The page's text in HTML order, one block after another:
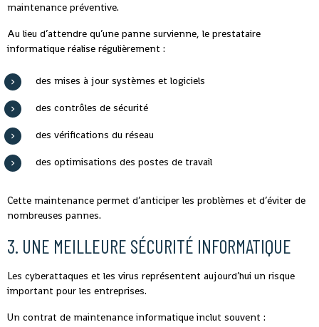
maintenance préventive.
Au lieu d’attendre qu’une panne survienne, le prestataire
informatique réalise régulièrement :
des mises à jour systèmes et logiciels
des contrôles de sécurité
des vérifications du réseau
des optimisations des postes de travail
Cette maintenance permet d’anticiper les problèmes et d’éviter de
nombreuses pannes.
3. UNE MEILLEURE SÉCURITÉ INFORMATIQUE
Les cyberattaques et les virus représentent aujourd’hui un risque
important pour les entreprises.
Un contrat de maintenance informatique inclut souvent :